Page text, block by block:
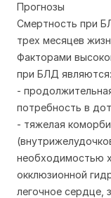
Прогнозы
Смертность при
трех месяцев
Факторами
при БЛД являются:
-
потребность в
- тяжелая
необходимостью
окклюзионной
легочное сердце,